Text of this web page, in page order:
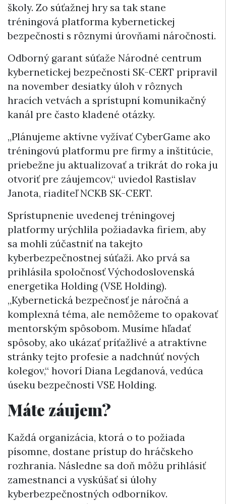
školy. Zo súťažnej hry sa tak stane
tréningová platforma kybernetickej
bezpečnosti s rôznymi úrovňami náročnosti.
Odborný garant súťaže Národné centrum
kybernetickej bezpečnosti SK-CERT pripravil
na november desiatky úloh v rôznych
hracích vetvách a sprístupní komunikačný
kanál pre často kladené otázky.
„Plánujeme aktívne vyžívať CyberGame ako
tréningovú platformu pre firmy a inštitúcie,
priebežne ju aktualizovať a trikrát do roka ju
otvoriť pre záujemcov,“ uviedol Rastislav
Janota, riaditeľ NCKB SK-CERT.
Sprístupnenie uvedenej tréningovej
platformy urýchlila požiadavka firiem, aby
sa mohli zúčastniť na takejto
kyberbezpečnostnej súťaži. Ako prvá sa
prihlásila spoločnosť Východoslovenská
energetika Holding (VSE Holding).
„Kybernetická bezpečnosť je náročná a
komplexná téma, ale nemôžeme to opakovať
mentorským spôsobom. Musíme hľadať
spôsoby, ako ukázať príťažlivé a atraktívne
stránky tejto profesie a nadchnúť nových
kolegov,“ hovorí Diana Legdanová, vedúca
úseku bezpečnosti VSE Holding.
Máte záujem?
Každá organizácia, ktorá o to požiada
písomne, dostane prístup do hráčskeho
rozhrania. Následne sa doň môžu prihlásiť
zamestnanci a vyskúšať si úlohy
kyberbezpečnostných odborníkov.